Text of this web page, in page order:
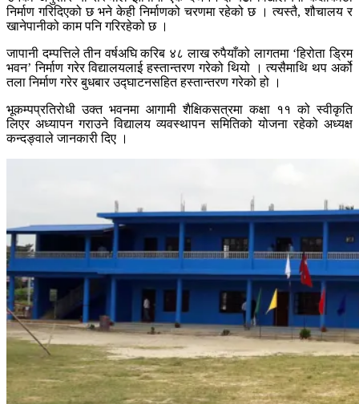
निर्माण गरिदिएको छ भने केही निर्माणको चरणमा रहेको छ । त्यस्तै, शौचालय र
खानेपानीको काम पनि गरिरहेको छ ।
जापानी दम्पत्तिले तीन वर्षअघि करिब ४८ लाख रुपैयाँको लागतमा ‘हिरोता ड्रिम
भवन’ निर्माण गरेर विद्यालयलाई हस्तान्तरण गरेको थियो । त्यसैमाथि थप अर्को
तला निर्माण गरेर बुधबार उद्घाटनसहित हस्तान्तरण गरेको हो ।
भूकम्पप्रतिरोधी उक्त भवनमा आगामी शैक्षिकसत्रमा कक्षा ११ को स्वीकृति
लिएर अध्यापन गराउने विद्यालय व्यवस्थापन समितिको योजना रहेको अध्यक्ष
कन्दङ्वाले जानकारी दिए ।